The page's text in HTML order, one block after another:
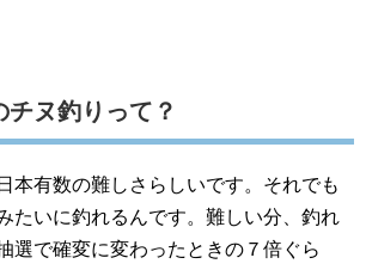
ヌ釣りって？
本有数の難しさらしいです。それでも
たいに釣れるんです。難しい分、釣れ
選で確変に変わったときの７倍ぐら